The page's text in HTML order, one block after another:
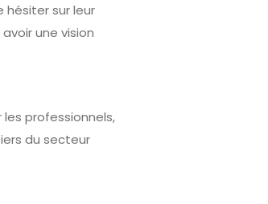
hésiter sur leur
une vision
professionnels,
du secteur